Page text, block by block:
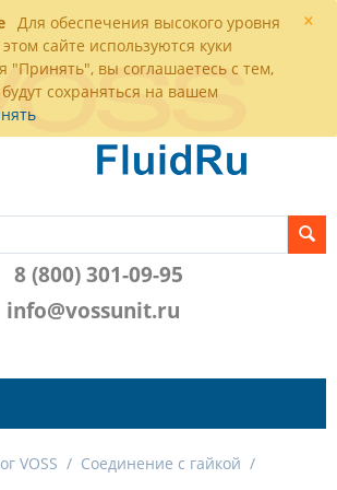
×
Для обеспечения высокого уровня
сайте используются куки
"Принять", вы соглашаетесь с тем,
сохраняться на вашем
8 (800) 301-09-95
info@vossunit.ru
VOSS / Соединение с гайкой /